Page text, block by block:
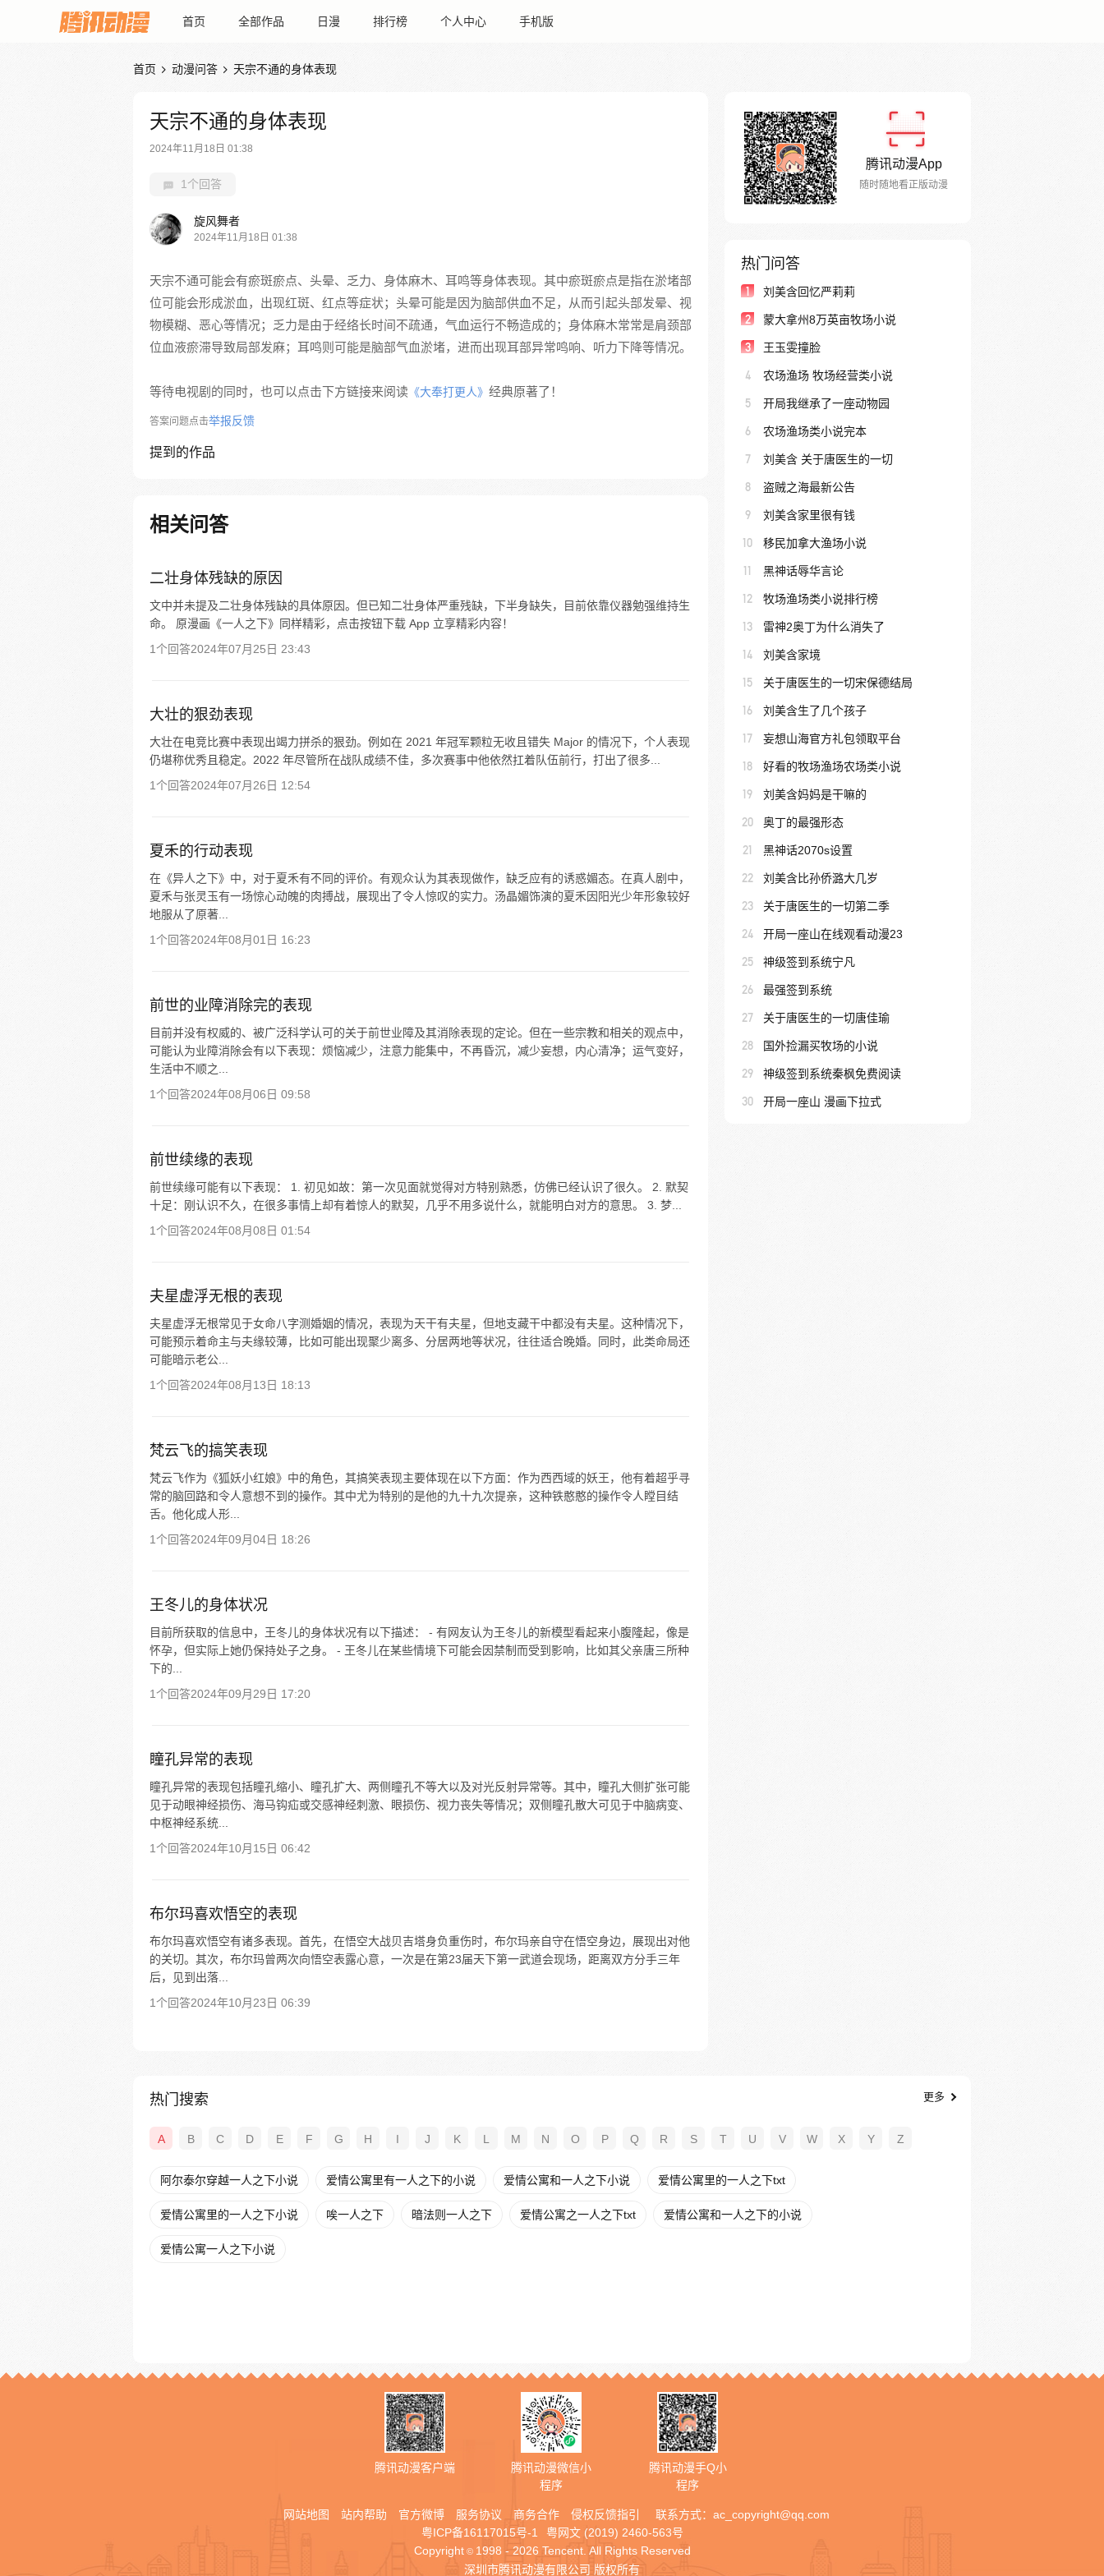
首页 全部作品 日漫 排行榜 个人中心 手机版
首页  动漫问答  天宗不通的身体表现
天宗不通的身体表现
2024年11月18日 01:38
1个回答
旋风舞者
2024年11月18日 01:38
天宗不通可能会有瘀斑瘀点、头晕、乏力、身体麻木、耳鸣等身体表现。其中瘀斑瘀点是指在淤堵部
位可能会形成淤血，出现红斑、红点等症状；头晕可能是因为脑部供血不足，从而引起头部发晕、视
物模糊、恶心等情况；乏力是由于经络长时间不疏通，气血运行不畅造成的；身体麻木常常是肩颈部
位血液瘀滞导致局部发麻；耳鸣则可能是脑部气血淤堵，进而出现耳部异常鸣响、听力下降等情况。
等待电视剧的同时，也可以点击下方链接来阅读 《大奉打更人》 经典原著了！
答案问题点击举报反馈
提到的作品
相关问答
二壮身体残缺的原因
文中并未提及二壮身体残缺的具体原因。但已知二壮身体严重残缺，下半身缺失，目前依靠仪器勉强维持生
命。 原漫画《一人之下》同样精彩，点击按钮下载 App 立享精彩内容！
1个回答2024年07月25日 23:43
大壮的狠劲表现
大壮在电竞比赛中表现出竭力拼杀的狠劲。例如在 2021 年冠军颗粒无收且错失 Major 的情况下，个人表现
仍堪称优秀且稳定。2022 年尽管所在战队成绩不佳，多次赛事中他依然扛着队伍前行，打出了很多...
1个回答2024年07月26日 12:54
夏禾的行动表现
在《异人之下》中，对于夏禾有不同的评价。有观众认为其表现做作，缺乏应有的诱惑媚态。在真人剧中，
夏禾与张灵玉有一场惊心动魄的肉搏战，展现出了令人惊叹的实力。汤晶媚饰演的夏禾因阳光少年形象较好
地服从了原著...
1个回答2024年08月01日 16:23
前世的业障消除完的表现
目前并没有权威的、被广泛科学认可的关于前世业障及其消除表现的定论。但在一些宗教和相关的观点中，
可能认为业障消除会有以下表现：烦恼减少，注意力能集中，不再昏沉，减少妄想，内心清净；运气变好，
生活中不顺之...
1个回答2024年08月06日 09:58
前世续缘的表现
前世续缘可能有以下表现： 1. 初见如故：第一次见面就觉得对方特别熟悉，仿佛已经认识了很久。 2. 默契
十足：刚认识不久，在很多事情上却有着惊人的默契，几乎不用多说什么，就能明白对方的意思。 3. 梦...
1个回答2024年08月08日 01:54
夫星虚浮无根的表现
夫星虚浮无根常见于女命八字测婚姻的情况，表现为天干有夫星，但地支藏干中都没有夫星。这种情况下，
可能预示着命主与夫缘较薄，比如可能出现聚少离多、分居两地等状况，往往适合晚婚。同时，此类命局还
可能暗示老公...
1个回答2024年08月13日 18:13
梵云飞的搞笑表现
梵云飞作为《狐妖小红娘》中的角色，其搞笑表现主要体现在以下方面：作为西西域的妖王，他有着超乎寻
常的脑回路和令人意想不到的操作。其中尤为特别的是他的九十九次提亲，这种铁憨憨的操作令人瞠目结
舌。他化成人形...
1个回答2024年09月04日 18:26
王冬儿的身体状况
目前所获取的信息中，王冬儿的身体状况有以下描述： - 有网友认为王冬儿的新模型看起来小腹隆起，像是
怀孕，但实际上她仍保持处子之身。 - 王冬儿在某些情境下可能会因禁制而受到影响，比如其父亲唐三所种
下的...
1个回答2024年09月29日 17:20
瞳孔异常的表现
瞳孔异常的表现包括瞳孔缩小、瞳孔扩大、两侧瞳孔不等大以及对光反射异常等。其中，瞳孔大侧扩张可能
见于动眼神经损伤、海马钩疝或交感神经刺激、眼损伤、视力丧失等情况；双侧瞳孔散大可见于中脑病变、
中枢神经系统...
1个回答2024年10月15日 06:42
布尔玛喜欢悟空的表现
布尔玛喜欢悟空有诸多表现。首先，在悟空大战贝吉塔身负重伤时，布尔玛亲自守在悟空身边，展现出对他
的关切。其次，布尔玛曾两次向悟空表露心意，一次是在第23届天下第一武道会现场，距离双方分手三年
后，见到出落...
1个回答2024年10月23日 06:39
腾讯动漫App
随时随地看正版动漫
热门问答
1 刘美含回忆严莉莉
2 蒙大拿州8万英亩牧场小说
3 王玉雯撞脸
4 农场渔场 牧场经营类小说
5 开局我继承了一座动物园
6 农场渔场类小说完本
7 刘美含 关于唐医生的一切
8 盗贼之海最新公告
9 刘美含家里很有钱
10 移民加拿大渔场小说
11 黑神话辱华言论
12 牧场渔场类小说排行榜
13 雷神2奥丁为什么消失了
14 刘美含家境
15 关于唐医生的一切宋保德结局
16 刘美含生了几个孩子
17 妄想山海官方礼包领取平台
18 好看的牧场渔场农场类小说
19 刘美含妈妈是干嘛的
20 奥丁的最强形态
21 黑神话2070s设置
22 刘美含比孙侨潞大几岁
23 关于唐医生的一切第二季
24 开局一座山在线观看动漫23
25 神级签到系统宁凡
26 最强签到系统
27 关于唐医生的一切唐佳瑜
28 国外捡漏买牧场的小说
29 神级签到系统秦枫免费阅读
30 开局一座山 漫画下拉式
热门搜索 更多
A B C D E F G H I J K L M N O P Q R S T U V W X Y Z
阿尔泰尔穿越一人之下小说 爱情公寓里有一人之下的小说 爱情公寓和一人之下小说 爱情公寓里的一人之下txt
爱情公寓里的一人之下小说 唉一人之下 暗法则一人之下 爱情公寓之一人之下txt 爱情公寓和一人之下的小说
爱情公寓一人之下小说
腾讯动漫客户端
腾讯动漫微信小
程序
腾讯动漫手Q小
程序
网站地图 站内帮助 官方微博 服务协议 商务合作 侵权反馈指引 联系方式： ac_copyright@qq.com
粤ICP备16117015号-1
粤网文 (2019) 2460-563号
Copyright © 1998 - 2026 Tencent. All Rights Reserved
深圳市腾讯动漫有限公司 版权所有